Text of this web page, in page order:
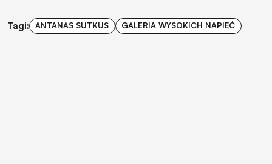
Tagi: ANTANAS SUTKUS GALERIA WYSOKICH NAPIĘĆ